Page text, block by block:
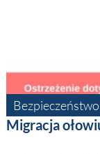
Migracja